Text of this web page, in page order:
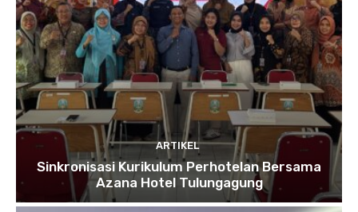
ARTIKEL
Sinkronisasi Kurikulum Perhotelan Bersama
Azana Hotel Tulungagung